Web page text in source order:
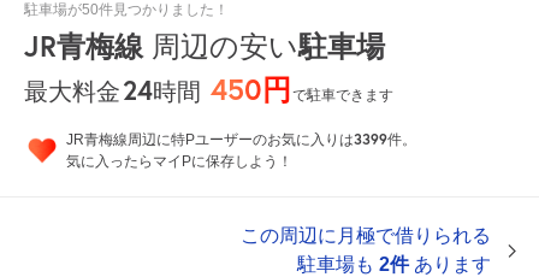
駐車場が50件見つかりました！
JR青梅線周辺の安い駐車場
最大料金24時間 450円で駐車できます
JR青梅線周辺に特Pユーザーのお気に入りは3399件。
気に入ったらマイPに保存しよう！
この周辺に月極で借りられる
駐車場も 2件あります